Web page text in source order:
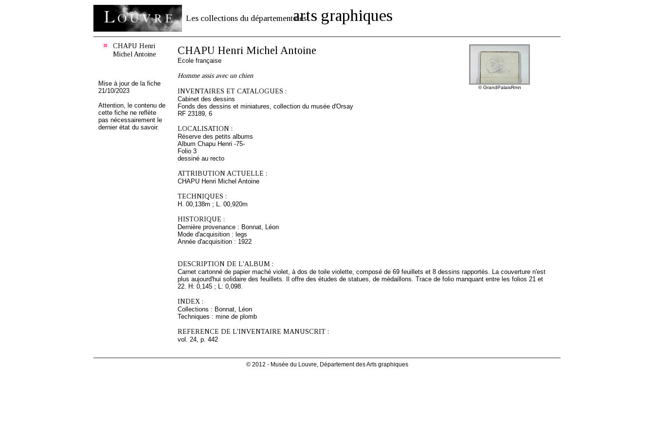
Les collections du département desarts graphiques
CHAPU Henri
Michel Antoine
Mise à jour de la fiche
21/10/2023
Attention, le contenu de
cette fiche ne reflète
pas nécessairement le
dernier état du savoir.
© GrandPalaisRmn
CHAPU Henri Michel Antoine
Ecole française
Homme assis avec un chien
INVENTAIRES ET CATALOGUES :
Cabinet des dessins
Fonds des dessins et miniatures, collection du musée d'Orsay
RF 23189, 6
LOCALISATION :
Réserve des petits albums
Album Chapu Henri -75-
Folio 3
dessiné au recto
ATTRIBUTION ACTUELLE :
CHAPU Henri Michel Antoine
TECHNIQUES :
H. 00,138m ; L. 00,920m
HISTORIQUE :
Dernière provenance : Bonnat, Léon
Mode d'acquisition : legs
Année d'acquisition : 1922
DESCRIPTION DE L'ALBUM :
Carnet cartonné de papier maché violet, à dos de toile violette, composé de 69 feuillets et 8 dessins rapportés. La couverture n'est
plus aujourd'hui solidaire des feuillets. Il offre des études de statues, de médaillons. Trace de folio manquant entre les folios 21 et
22. H: 0,145 ; L: 0,098.
INDEX :
Collections : Bonnat, Léon
Techniques : mine de plomb
REFERENCE DE L'INVENTAIRE MANUSCRIT :
vol. 24, p. 442
© 2012 - Musée du Louvre, Département des Arts graphiques